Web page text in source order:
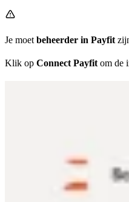
Je moet beheerder in Payfit
Klik op Connect Payfit om de